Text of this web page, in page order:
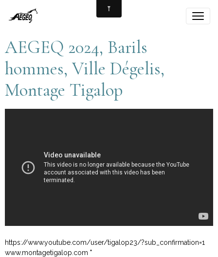
AEGEQ 2024, Barils
hommes, Ville Dégelis,
Montage Tigalop
https://www.youtube.com/user/tigalop23/?sub_confirmation=1
www.montagetigalop.com "